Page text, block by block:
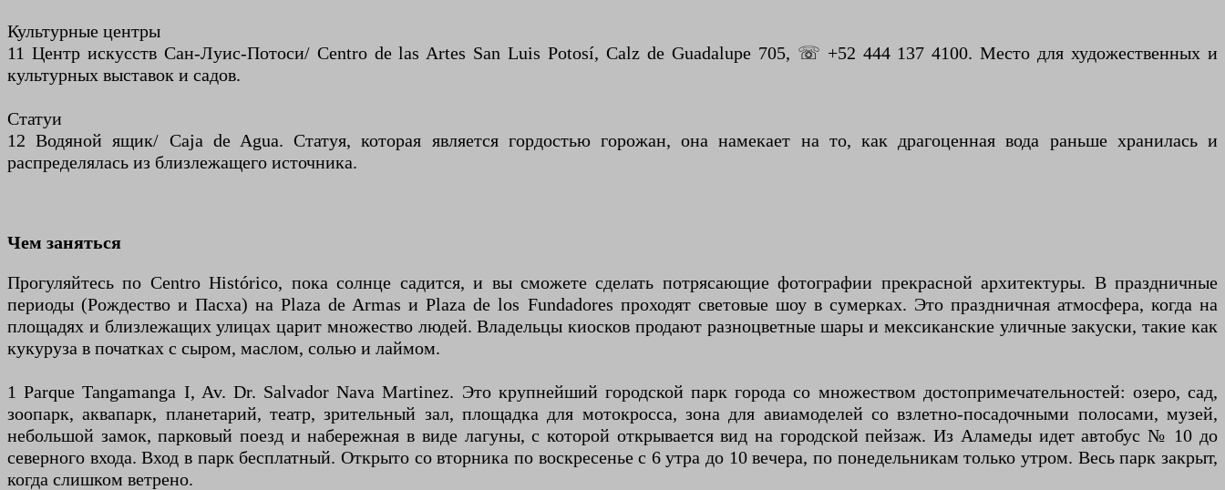
Культурные центры
11 Центр искусств Сан-Луис-Потоси/ Centro de las Artes San Luis Potosí, Calz de Guadalupe 705, ☏ +52 444 137 4100. Место для художественных и
культурных выставок и садов.
Статуи
12 Водяной ящик/ Caja de Agua. Статуя, которая является гордостью горожан, она намекает на то, как драгоценная вода раньше хранилась и
распределялась из близлежащего источника.
Чем заняться
Прогуляйтесь по Centro Histórico, пока солнце садится, и вы сможете сделать потрясающие фотографии прекрасной архитектуры. В праздничные
периоды (Рождество и Пасха) на Plaza de Armas и Plaza de los Fundadores проходят световые шоу в сумерках. Это праздничная атмосфера, когда на
площадях и близлежащих улицах царит множество людей. Владельцы киосков продают разноцветные шары и мексиканские уличные закуски, такие как
кукуруза в початках с сыром, маслом, солью и лаймом.
1 Parque Tangamanga I, Av. Dr. Salvador Nava Martinez. Это крупнейший городской парк города со множеством достопримечательностей: озеро, сад,
зоопарк, аквапарк, планетарий, театр, зрительный зал, площадка для мотокросса, зона для авиамоделей со взлетно-посадочными полосами, музей,
небольшой замок, парковый поезд и набережная в виде лагуны, с которой открывается вид на городской пейзаж. Из Аламеды идет автобус № 10 до
северного входа. Вход в парк бесплатный. Открыто со вторника по воскресенье с 6 утра до 10 вечера, по понедельникам только утром. Весь парк закрыт,
когда слишком ветрено.